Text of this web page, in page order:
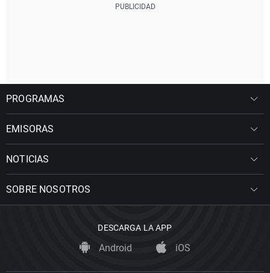
PROGRAMAS
EMISORAS
NOTICIAS
SOBRE NOSOTROS
DESCARGA LA APP
Android iOS